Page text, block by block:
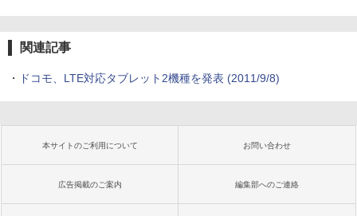
関連記事
・ ドコモ、LTE対応タブレット2機種を発表 (2011/9/8)
本サイトのご利用について お問い合わせ
広告掲載のご案内 編集部へのご連絡